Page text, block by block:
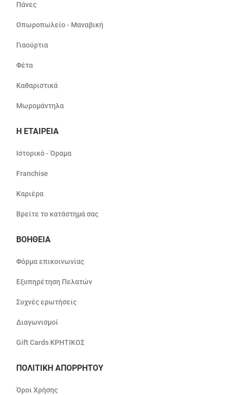
Πάνες
Οπωροπωλείο - Μαναβική
Γιαούρτια
Φέτα
Καθαριστικά
Μωρομάντηλα
Η ΕΤΑΙΡΕΙΑ
Ιστορικό - Όραμα
Franchise
Καριέρα
Βρείτε το κατάστημά σας
ΒΟΗΘΕΙΑ
Φόρμα επικοινωνίας
Εξυπηρέτηση Πελατών
Συχνές ερωτήσεις
Διαγωνισμοί
Gift Cards ΚΡΗΤΙΚΟΣ
ΠΟΛΙΤΙΚΗ ΑΠΟΡΡΗΤΟΥ
Όροι Χρήσης